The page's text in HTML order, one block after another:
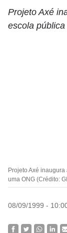
Projeto Axé
escola
Projeto Axé
uma ONG (Crédito:
08/09/1999 -